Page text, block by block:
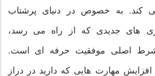
کند. به خصوص در دنیای پرشتاب
های جدیدی که از راه می رسد،
اصلی موفقیت حرفه ای است.
مهارت هایی که دارید در دراز